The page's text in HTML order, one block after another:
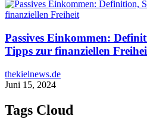
Passives Einkommen:
Tipps zur finanziellen
thekielnews.de
Juni 15, 2024
Tags Cloud